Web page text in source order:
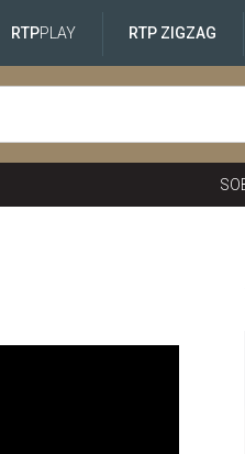
RTPPLAY RTP ZIGZAG